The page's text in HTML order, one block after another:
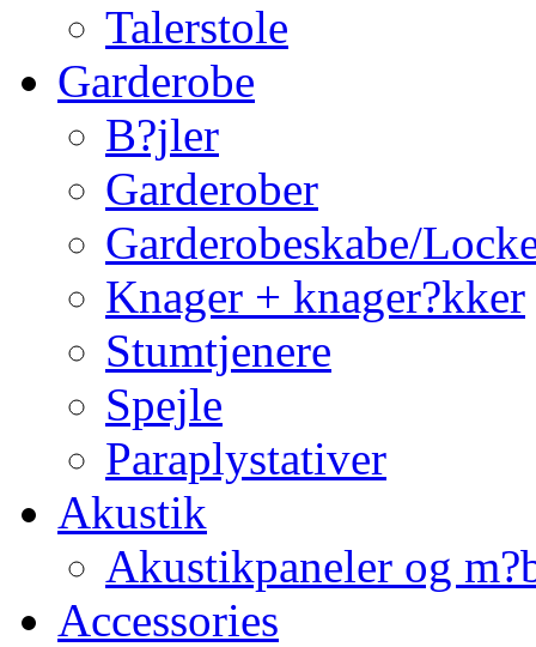
Talerstole
Garderobe
B?jler
Garderober
Garderobeskabe/
Knager + knager?kker
Stumtjenere
Spejle
Paraplystativer
Akustik
Akustikpaneler og
Accessories